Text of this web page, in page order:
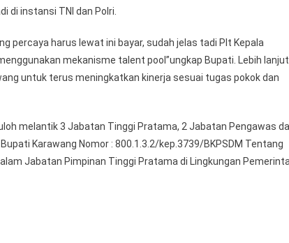
di instansi TNI dan Polri.
percaya harus lewat ini bayar, sudah jelas tadi Plt Kepala
mekanisme talent pool”ungkap Bupati. Lebih lanjut
untuk terus meningkatkan kinerja sesuai tugas pokok dan
melantik 3 Jabatan Tinggi Pratama, 2 Jabatan Pengawas
Karawang Nomor : 800.1.3.2/kep.3739/BKPSDM Tentang
Jabatan Pimpinan Tinggi Pratama di Lingkungan